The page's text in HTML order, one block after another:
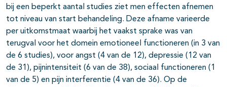
bij een beperkt aantal studies ziet men effecten afnemen
tot niveau van start behandeling. Deze afname varieerde
per uitkomstmaat waarbij het vaakst sprake was van
terugval voor het domein emotioneel functioneren (in 3 van
de 6 studies), voor angst (4 van de 12), depressie (12 van
de 31), pijnintensiteit (6 van de 38), sociaal functioneren (1
van de 5) en pijn interferentie (4 van de 36). Op de